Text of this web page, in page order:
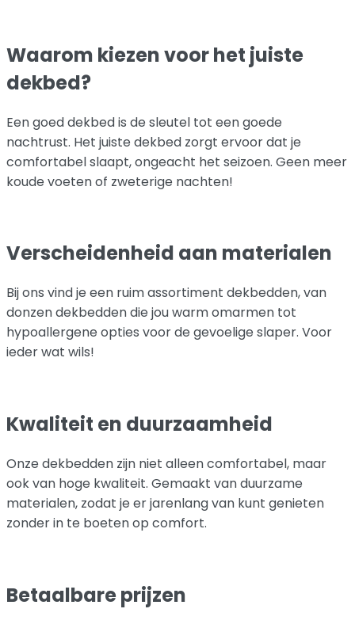
Waarom kiezen voor het juiste
dekbed?
Een goed dekbed is de sleutel tot een goede
nachtrust. Het juiste dekbed zorgt ervoor dat je
comfortabel slaapt, ongeacht het seizoen. Geen meer
koude voeten of zweterige nachten!
Verscheidenheid aan materialen
Bij ons vind je een ruim assortiment dekbedden, van
donzen dekbedden die jou warm omarmen tot
hypoallergene opties voor de gevoelige slaper. Voor
ieder wat wils!
Kwaliteit en duurzaamheid
Onze dekbedden zijn niet alleen comfortabel, maar
ook van hoge kwaliteit. Gemaakt van duurzame
materialen, zodat je er jarenlang van kunt genieten
zonder in te boeten op comfort.
Betaalbare prijzen